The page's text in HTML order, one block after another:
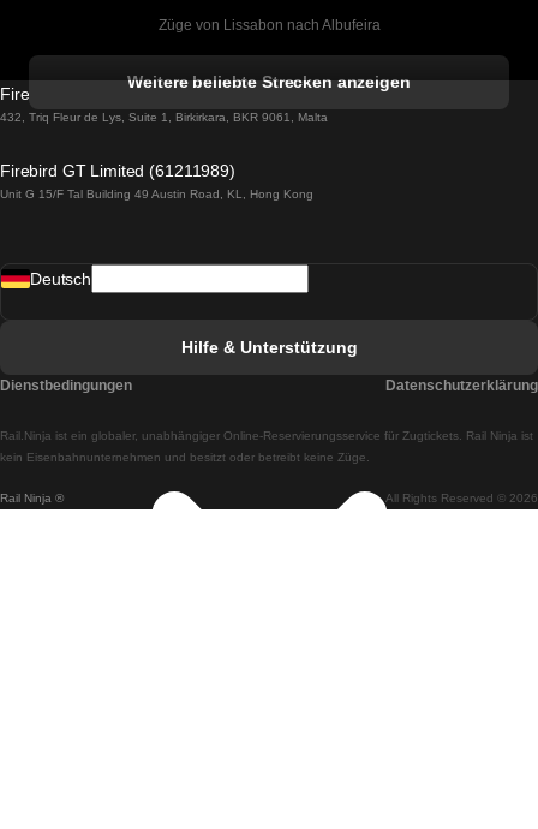
Züge von Lissabon nach Albufeira
Züge von Lissabon nach Lagos
Züge von Lissabon nach Madrid
Züge von Lissabon nach Braga
Züge von Braga nach Lissabon
Weitere beliebte Strecken anzeigen
Firebird GT Limited (OC 1451)
432, Triq Fleur de Lys, Suite 1, Birkirkara, BKR 9061, Malta
Firebird GT Limited (61211989)
Unit G 15/F Tal Building 49 Austin Road, KL, Hong Kong
Rail Ninja ® All Rights Reserved © 2026
Rail.Ninja ist ein globaler, unabhängiger Online-Reservierungsservice für Zugtickets. Rail Ninja ist
kein Eisenbahnunternehmen und besitzt oder betreibt keine Züge.
Deutsch
Hilfe & Unterstützung
Dienstbedingungen Datenschutzerklärung